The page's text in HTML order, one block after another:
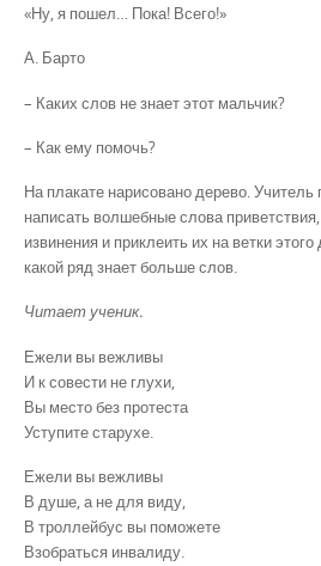
«Ну, я пошел… Пока! Всего!»
А. Барто
– Каких слов не знает этот мальчик?
– Как ему помочь?
На плакате нарисовано дерево. Учитель
написать волшебные слова
извинения и приклеить их на ветки
какой ряд знает больше слов.
Читает ученик.
Ежели вы вежливы
И к совести не глухи,
Вы место без протеста
Уступите старухе.
Ежели вы вежливы
В душе, а не для виду,
В троллейбус вы поможете
Взобраться инвалиду.